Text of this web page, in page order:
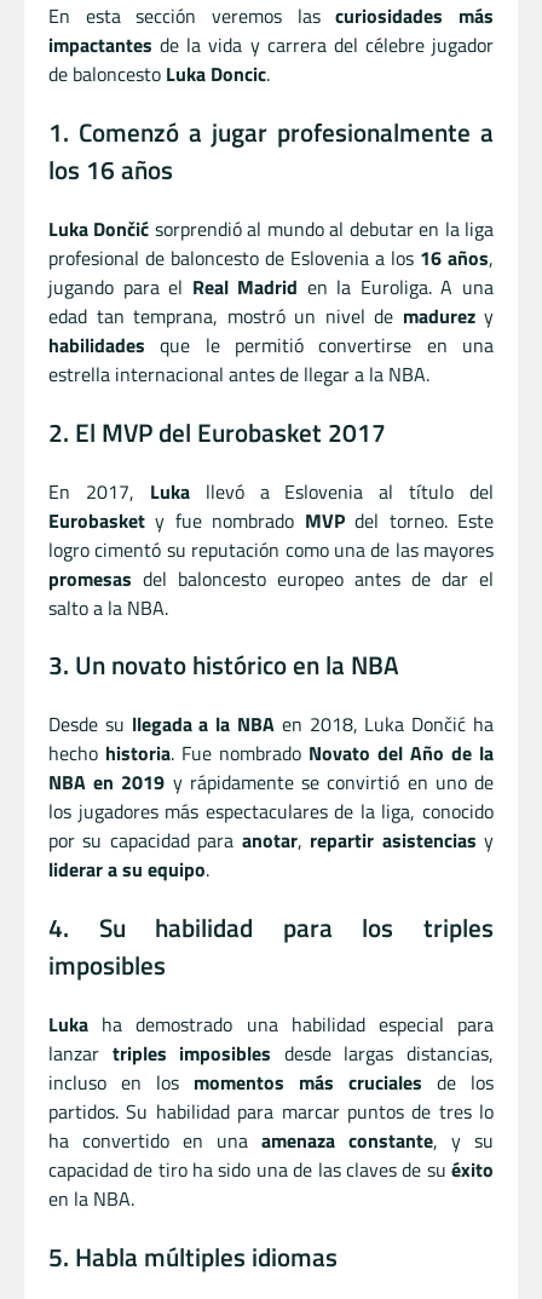
En esta sección veremos lascuriosidades más
impactantes de la vida y carrera del célebre jugador
de baloncesto Luka Doncic.
1. Comenzó a jugar profesionalmente a
los 16 años
Luka Dončić sorprendió al mundo al debutar en la liga
profesional de baloncesto de Eslovenia a los 16 años,
jugando para el Real Madrid en la Euroliga. A una
edad tan temprana, mostró un nivel de madurezy
habilidades que le permitió convertirse en una
estrella internacional antes de llegar a la NBA.
2. El MVP del Eurobasket 2017
En 2017, Lukallevó a Eslovenia al título del
Eurobasket y fue nombrado MVPdel torneo. Este
logro cimentó su reputación como una de las mayores
promesas del baloncesto europeo antes de dar el
salto a la NBA.
3. Un novato histórico en la NBA
Desde su llegada a la NBA en 2018, Luka Dončić ha
hecho historia. Fue nombrado Novato del Año de la
NBA en 2019 y rápidamente se convirtió en uno de
los jugadores más espectaculares de la liga, conocido
por su capacidad para anotar, repartir asistencias y
liderar a su equipo.
4. Su habilidad para los triples
imposibles
Luka ha demostrado una habilidad especial para
lanzar triples imposibles desde largas distancias,
incluso en los momentos más cruciales de los
partidos. Su habilidad para marcar puntos de tres lo
ha convertido en una amenaza constante, y su
capacidad de tiro ha sido una de las claves de su éxito
en la NBA.
5. Habla múltiples idiomas